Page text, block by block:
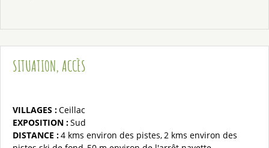
SITUATION, ACCÈS
VILLAGES :Ceillac
EXPOSITION :Sud
DISTANCE :4 kms environ des pistes 2 kms environ des